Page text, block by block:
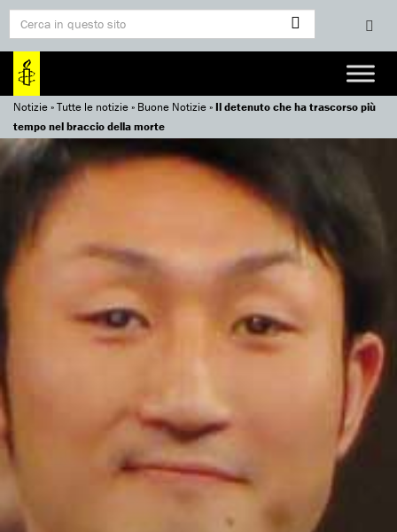
Notizie»Tutte le notizie» Buone Notizie»Il detenuto che ha trascorso più
tempo nel braccio della morte